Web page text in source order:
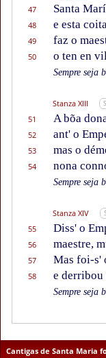
47 Santa
48
e esta
49
faz o
50
o ten en
Sempre seja
Stanza XIII
51 A bõa
52
ant' o
53
mas o
54
nona
Sempre seja
Stanza XIV
55 Diss' o
56
maestre,
57
Mas foi-s'
58
e derribou
Sempre seja
Cantigas de Santa Maria